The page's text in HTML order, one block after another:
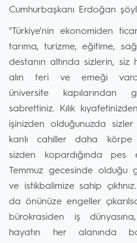
Cumhurbaşkanı Erdoğan
"Türkiye'nin ekonomiden
tarıma, turizme, eğitime,
destanın altında sizlerin, siz
alın teri ve emeği
üniversite kapılarından
sabrettiniz. Kılık
işinizden olduğunuzda sizler
kanlı cahiller daha körpe
sizden kopardığında pes
Temmuz gecesinde olduğu
ve istikbalimize sahip
da önünüze engeller
bürokrasiden iş
hayatın her alanında